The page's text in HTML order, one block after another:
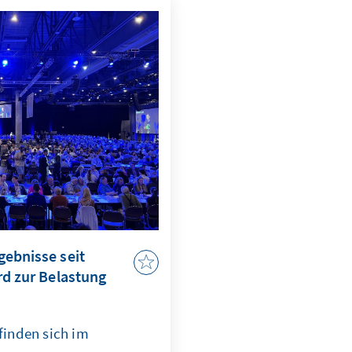
blieb, sich aber
vermag. Für alle
über links-liberale
Most haben
offengelegt
zwingend
seit
zur Belastung
sich im